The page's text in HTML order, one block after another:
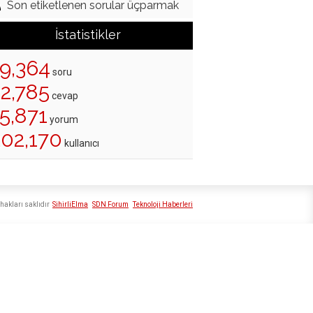
Son etiketlenen sorular üçparmak
İstatistikler
soru
cevap
yorum
kullanıcı
SihirliElma SDN Forum Teknoloji Haberleri
saklıdır